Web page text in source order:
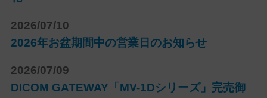
2026/07/10
2026年お盆期間中の営業日のお知らせ
2026/07/09
DICOM GATEWAY「MV-1Dシリーズ」完売御